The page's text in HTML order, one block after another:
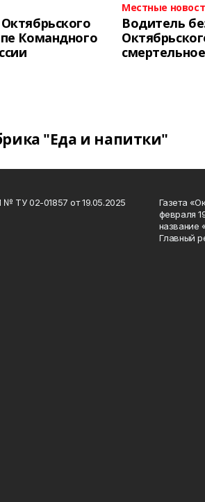
Командного
Местные
Водитель
"Еда и напитки"
ТУ 02-01857 от 19.05.2025
Газета
февраля
название
Главный